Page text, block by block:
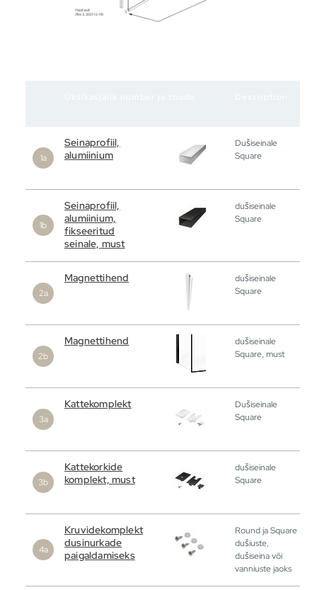
Seinaprofiil,
alumiinium
Dušiseinale
Square
Seinaprofiil,
alumiinium,
fikseeritud
seinale, must
dušiseinale
Square
Magnettihend
dušiseinale
Square
Magnettihend
dušiseinale
Square, must
Kattekomplekt
Dušiseinale
Square
Kattekorkide
komplekt, must
dušiseinale
Square
Kruvidekomplekt
dusinurkade
paigaldamiseks
Round ja Square
dušiuste,
dušiseina või
vanniuste jaoks